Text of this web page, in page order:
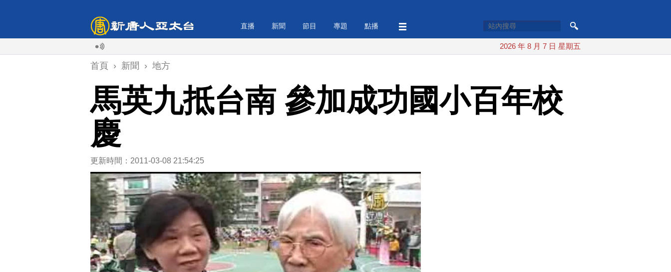
直播 新聞 節目 專題 點播
2026 年 8 月 7 日 星期五
首頁 › 新聞 › 地方
馬英九抵台南 參加成功國小百年校
慶
更新時間：2011-03-08 21:54:25